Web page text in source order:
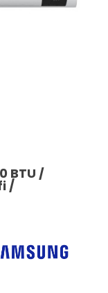
BTU /
/